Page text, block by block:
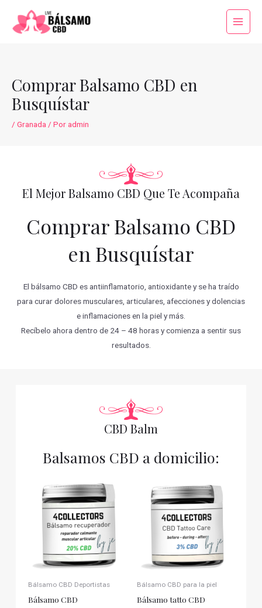
contenido
Main
Comprar Balsamo CBD en
Busquístar
/ Granada / Poradmin
El Mejor Balsamo CBD Que Te Acompaña
Comprar Balsamo CBD
en Busquístar
El bálsamo CBD es antiinflamatorio, antioxidante y se ha traído
para curar dolores musculares, articulares, afecciones y dolencias
e inflamaciones en la piel y más.
Recíbelo ahora dentro de 24 – 48 horas y comienza a sentir sus
resultados.
CBD Balm
Balsamos CBD a domicilio:
Bálsamo CBD Deportistas
Bálsamo CBD
Bálsamo CBD para la piel
Bálsamo tatto CBD